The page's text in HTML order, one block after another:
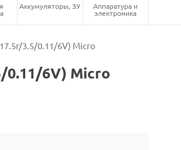
Аккумуляторы, ЗУ Аппаратура и
электроника
3.5/0.11/6V) Micro
0.11/6V) Micro